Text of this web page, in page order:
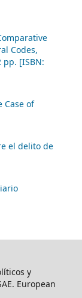
Codes,
pp. [ISBN:
Case of
el delito de
y
European